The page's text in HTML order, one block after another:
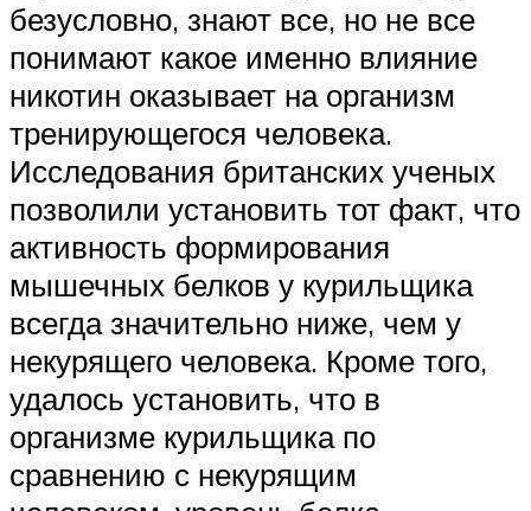
безусловно, знают все, но не все
понимают какое именно влияние
никотин оказывает на организм
тренирующегося человека.
Исследования британских ученых
позволили установить тот факт, что
активность формирования
мышечных белков у курильщика
всегда значительно ниже, чем у
некурящего человека. Кроме того,
удалось установить, что в
организме курильщика по
сравнению с некурящим